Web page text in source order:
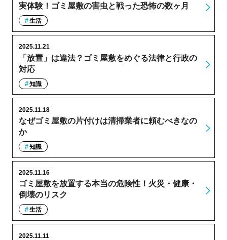
実体験！ゴミ屋敷の害虫と戦った恐怖の数ヶ月
生活
「放置」は違法？ゴミ屋敷をめぐる法律と行政の
対応
2025.11.21
知識
なぜゴミ屋敷の片付けは清掃業者に頼むべきなの
か
2025.11.18
知識
ゴミ屋敷を放置する本当の危険性！火災・健康・
倒壊のリスク
2025.11.16
生活
2025.11.11